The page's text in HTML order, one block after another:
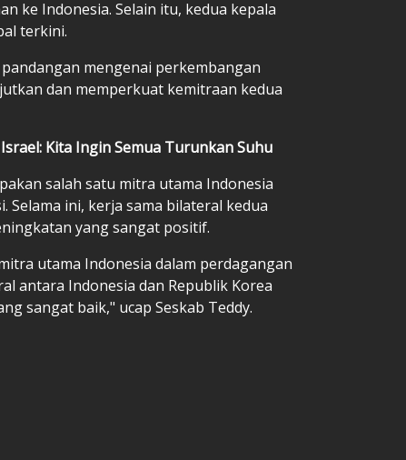
ke Indonesia. Selain itu, kedua kepala
terkini.
mengenai perkembangan
dan memperkuat kemitraan kedua
Kita Ingin Semua Turunkan Suhu
salah satu mitra utama Indonesia
Selama ini, kerja sama bilateral kedua
yang sangat positif.
utama Indonesia dalam perdagangan
antara Indonesia dan Republik Korea
sangat baik," ucap Seskab Teddy.